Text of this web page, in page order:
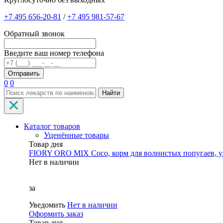
+7 495 656-20-81 /+7 495 981-57-67
Обратный звонок
Введите ваш номер телефона
0 0
Найти
Каталог товаров
Уценённые товары
Товар дня
FIORY ORO MIX Coco, корм для волнистых попугаев,
Нет в наличии
за
Уведомить Нет в наличии
Оформить заказ